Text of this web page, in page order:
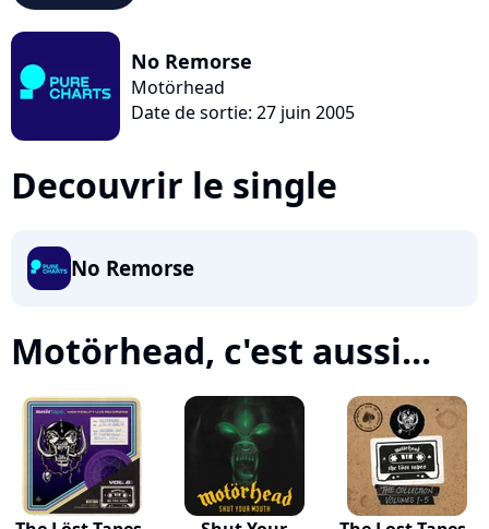
No Remorse
Motörhead
Date de sortie: 27 juin 2005
Decouvrir le single
No Remorse
Motörhead, c'est aussi...